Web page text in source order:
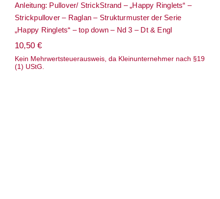
Anleitung: Pullover/ StrickStrand – „Happy Ringlets“ –
Strickpullover – Raglan – Strukturmuster der Serie
„Happy Ringlets“ – top down – Nd 3 – Dt & Engl
10,50 €
Kein Mehrwertsteuerausweis, da Kleinunternehmer nach §19
(1) UStG.